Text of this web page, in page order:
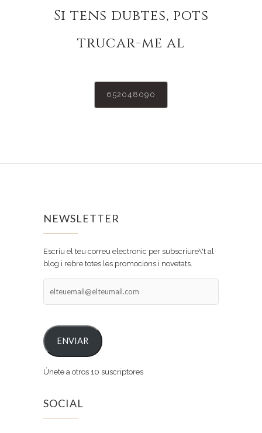
Si tens dubtes, pots
trucar-me al
652048090
NEWSLETTER
Escriu el teu correu electronic per subscriure\'t al
blog i rebre totes les promocions i novetats.
ENVIAR
Únete a otros 10 suscriptores
SOCIAL